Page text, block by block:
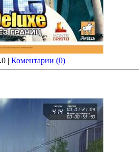
| Коментарии (0)